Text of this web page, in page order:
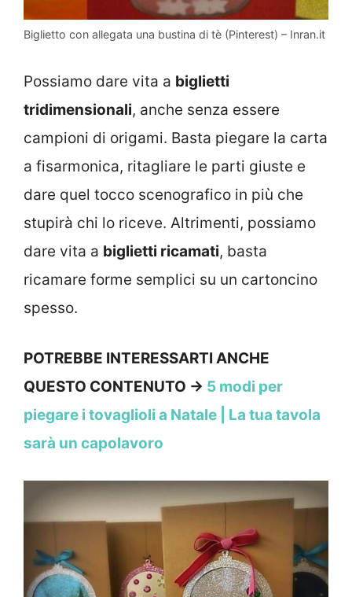
Biglietto con allegata una bustina di tè (Pinterest) – Inran.it
Possiamo dare vita a biglietti
tridimensionali, anche senza essere
campioni di origami. Basta piegare la carta
a fisarmonica, ritagliare le parti giuste e
dare quel tocco scenografico in più che
stupirà chi lo riceve. Altrimenti, possiamo
dare vita a biglietti ricamati, basta
ricamare forme semplici su un cartoncino
spesso.
POTREBBE INTERESSARTI ANCHE
QUESTO CONTENUTO → 5 modi per
piegare i tovaglioli a Natale | La tua tavola
sarà un capolavoro